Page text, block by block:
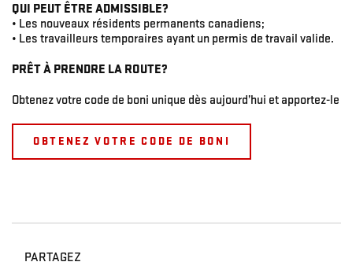
QUI PEUT ÊTRE ADMISSIBLE?
• Les nouveaux résidents permanents canadiens;
• Les travailleurs temporaires ayant un permis de travail valide.
PRÊT À PRENDRE LA ROUTE?
Obtenez votre code de boni unique dès aujourd’hui et apportez-
OBTENEZ VOTRE CODE DE BONI
PARTAGEZ